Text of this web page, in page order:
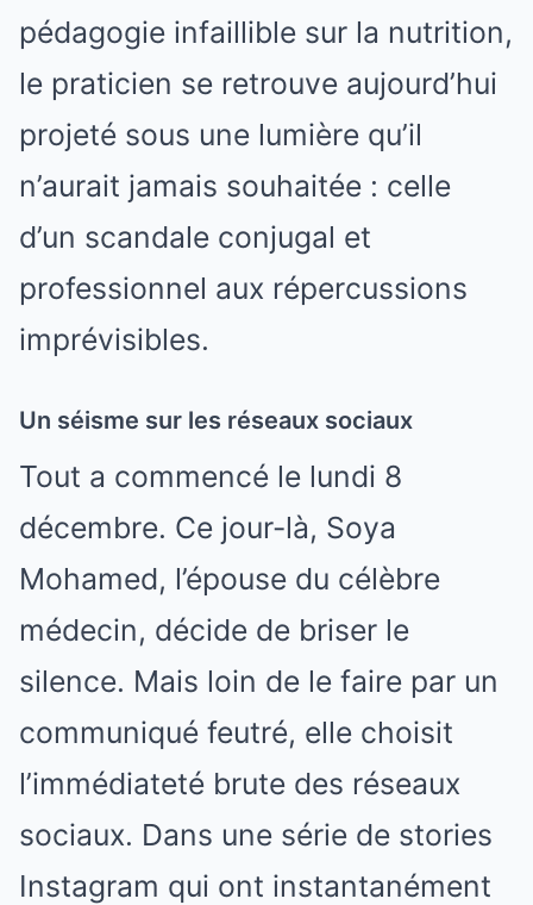
pédagogie infaillible sur la nutrition,
le praticien se retrouve aujourd’hui
projeté sous une lumière qu’il
n’aurait jamais souhaitée : celle
d’un scandale conjugal et
professionnel aux répercussions
imprévisibles.
Un séisme sur les réseaux sociaux
Tout a commencé le lundi 8
décembre. Ce jour-là, Soya
Mohamed, l’épouse du célèbre
médecin, décide de briser le
silence. Mais loin de le faire par un
communiqué feutré, elle choisit
l’immédiateté brute des réseaux
sociaux. Dans une série de stories
Instagram qui ont instantanément